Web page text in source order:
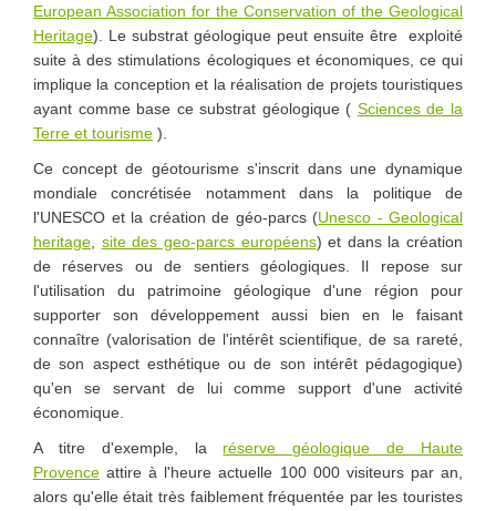
European Association for the Conservation of the Geological
Heritage). Le substrat géologique peut ensuite être exploité
suite à des stimulations écologiques et économiques, ce qui
implique la conception et la réalisation de projets touristiques
ayant comme base ce substrat géologique ( Sciences de la
Terre et tourisme ).
Ce concept de géotourisme s'inscrit dans une dynamique
mondiale concrétisée notamment dans la politique de
l'UNESCO et la création de géo-parcs (Unesco - Geological
heritage, site des geo-parcs européens) et dans la création
de réserves ou de sentiers géologiques. Il repose sur
l'utilisation du patrimoine géologique d'une région pour
supporter son développement aussi bien en le faisant
connaître (valorisation de l'intérêt scientifique, de sa rareté,
de son aspect esthétique ou de son intérêt pédagogique)
qu'en se servant de lui comme support d'une activité
économique.
A titre d'exemple, la réserve géologique de Haute
Provence attire à l'heure actuelle 100 000 visiteurs par an,
alors qu'elle était très faiblement fréquentée par les touristes